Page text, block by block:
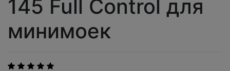
145 Full Control для
минимоек